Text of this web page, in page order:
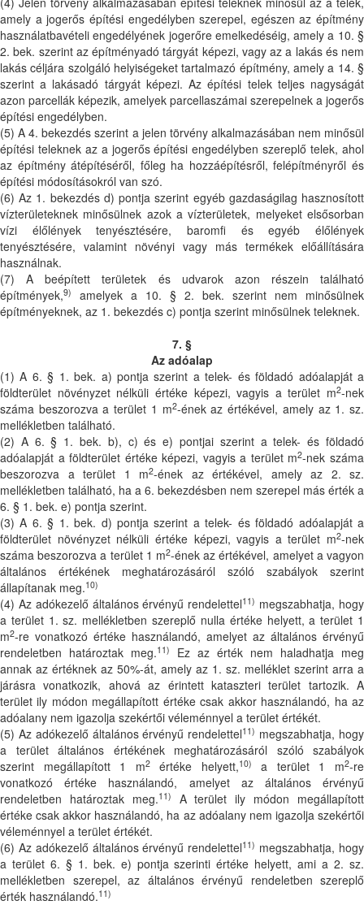
amely a jogerős építési engedélyben szerepel, egészen az építmény
használatbavételi engedélyének jogerőre emelkedéséig, amely a 10. §
2. bek. szerint az építményadó tárgyát képezi, vagy az a lakás és nem
lakás céljára szolgáló helyiségeket tartalmazó építmény, amely a 14. §
szerint a lakásadó tárgyát képezi. Az építési telek teljes nagyságát
azon parcellák képezik, amelyek parcellaszámai szerepelnek a jogerős
építési engedélyben.
(5) A 4. bekezdés szerint a jelen törvény alkalmazásában nem minősül
építési teleknek az a jogerős építési engedélyben szereplő telek, ahol
az építmény átépítéséről, főleg ha hozzáépítésről, felépítményről és
építési módosításokról van szó.
(6) Az 1. bekezdés d) pontja szerint egyéb gazdaságilag hasznosított
vízterületeknek minősülnek azok a vízterületek, melyeket elsősorban
vízi élőlények tenyésztésére, baromfi és egyéb élőlények
tenyésztésére, valamint növényi vagy más termékek előállítására
használnak.
(7) A beépített területek és udvarok azon részein található
építmények,9)
amelyek a 10. § 2. bek. szerint nem minősülnek
építményeknek, az 1. bekezdés c) pontja szerint minősülnek teleknek.
7. §
Az adóalap
(1) A 6. § 1. bek. a) pontja szerint a telek- és földadó adóalapját a
földterület növényzet nélküli értéke képezi, vagyis a terület m2-nek
száma beszorozva a terület 1 m2-ének az értékével, amely az 1. sz.
mellékletben található.
(2) A 6. § 1. bek. b), c) és e) pontjai szerint a telek- és földadó
adóalapját a földterület értéke képezi, vagyis a terület m2-nek száma
beszorozva a terület 1 m2-ének az értékével, amely az 2. sz.
mellékletben található, ha a 6. bekezdésben nem szerepel más érték a
6. § 1. bek. e) pontja szerint.
(3) A 6. § 1. bek. d) pontja szerint a telek- és földadó adóalapját a
földterület növényzet nélküli értéke képezi, vagyis a terület m2-nek
száma beszorozva a terület 1 m2-ének az értékével, amelyet a vagyon
általános értékének meghatározásáról szóló szabályok szerint
állapítanak meg.10)
(4) Az adókezelő általános érvényű rendelettel11) megszabhatja, hogy
a terület 1. sz. mellékletben szereplő nulla értéke helyett, a terület 1
m2-re vonatkozó értéke használandó, amelyet az általános érvényű
rendeletben határoztak meg.11)
Ez az érték nem haladhatja meg
annak az értéknek az 50%-át, amely az 1. sz. melléklet szerint arra a
járásra vonatkozik, ahová az érintett kataszteri terület tartozik. A
terület ily módon megállapított értéke csak akkor használandó, ha az
adóalany nem igazolja szekértői véleménnyel a terület értékét.
(5) Az adókezelő általános érvényű rendelettel11) megszabhatja, hogy
a terület általános értékének meghatározásáról szóló szabályok
szerint megállapított 1 m2értéke helyett,10) a terület 1 m2-re
vonatkozó értéke használandó, amelyet az általános érvényű
rendeletben határoztak meg.11)
A terület ily módon megállapított
értéke csak akkor használandó, ha az adóalany nem igazolja szekértői
véleménnyel a terület értékét.
(6) Az adókezelő általános érvényű rendelettel11) megszabhatja, hogy
a terület 6. § 1. bek. e) pontja szerinti értéke helyett, ami a 2. sz.
mellékletben szerepel, az általános érvényű rendeletben szereplő
érték használandó.11)